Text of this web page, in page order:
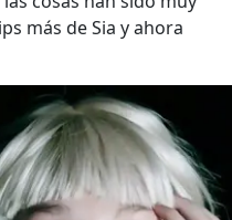
más de Sia y ahora